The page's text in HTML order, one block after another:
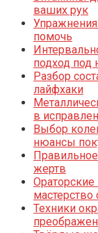
ваших рук
помочь
подход под
Разбор
лайфхаки
в
Выбор
нюансы
Правильное
жертв
Ораторские
мастерство
Техники